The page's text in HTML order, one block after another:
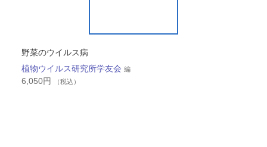
野菜のウイルス病
植物ウイルス研究所学友会 編
6,050円 （税込）